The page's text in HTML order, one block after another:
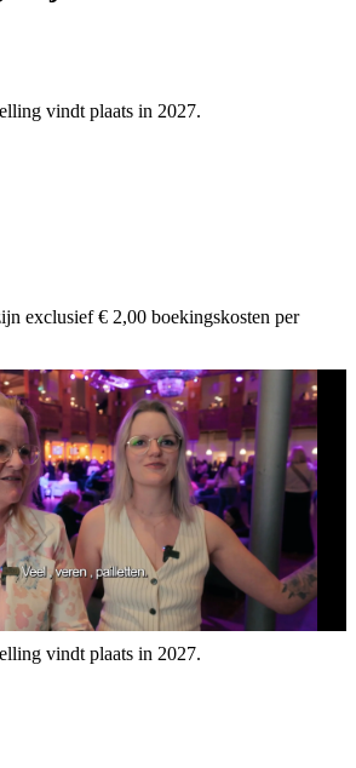
vindt plaats in 2027.
exclusief € 2,00 boekingskosten per
vindt plaats in 2027.